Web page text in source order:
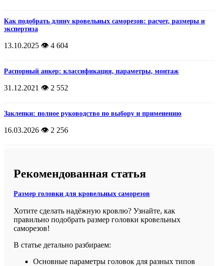
Как подобрать длину кровельных саморезов: расчет, размеры и
экспертиза
13.10.2025 👁️ 4 604
Распорный анкер: классификация, параметры, монтаж
31.12.2021 👁️ 2 552
Заклепки: полное руководство по выбору и применению
16.03.2026 👁️ 2 256
Рекомендованная статья
Размер головки для кровельных саморезов
Хотите сделать надёжную кровлю? Узнайте, как
правильно подобрать размер головки кровельных
саморезов!
В статье детально разбираем:
Основные параметры головок для разных типов